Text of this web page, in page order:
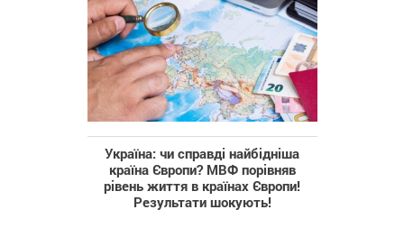
Україна: чи справді найбідніша
країна Європи? МВФ порівняв
рівень життя в країнах Європи!
Результати шокують!